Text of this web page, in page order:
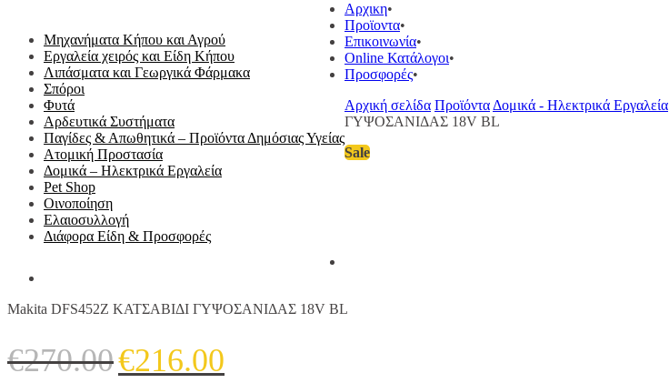
Μηχανήματα Κήπου και Αγρού
Εργαλεία χειρός και Είδη Κήπου
Λιπάσματα και Γεωργικά Φάρμακα
Σπόροι
Φυτά
Αρδευτικά Συστήματα
Παγίδες & Απωθητικά – Προϊόντα Δημόσιας Υγείας
Ατομική Προστασία
Δομικά – Ηλεκτρικά Εργαλεία
Pet Shop
Οινοποίηση
Ελαιοσυλλογή
Διάφορα Είδη & Προσφορές
Αρχικη
Προϊοντα
Επικοινωνία
Online Κατάλογοι
Προσφορές
Αρχική σελίδα ΠροϊόνταΔομικά - Ηλεκτρικά Εργαλεία
ΓΥΨΟΣΑΝΙΔΑΣ 18V BL
Sale
Makita DFS452Z ΚΑΤΣΑΒΙΔΙ ΓΥΨΟΣΑΝΙΔΑΣ 18V BL
€270.00 Original
price
€216.00τρέχουσα